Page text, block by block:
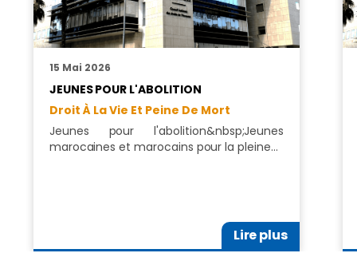
15 Mai 2026
JEUNES POUR L'ABOLITION
Droit À La Vie Et Peine De Mort
Jeunes pour l'abolition&nbsp;Jeunes
marocaines et marocains pour la pleine…
Lire plus